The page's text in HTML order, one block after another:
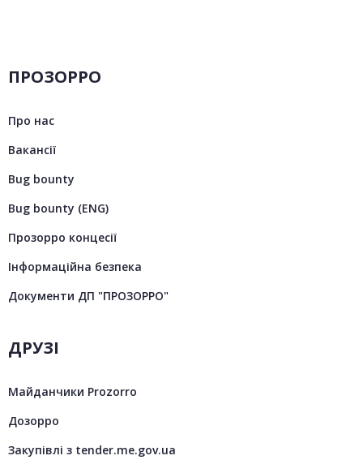
ПРОЗОРРО
Про нас
Вакансії
Bug bounty
Bug bounty (ENG)
Прозорро концесії
Інформаційна безпека
Документи ДП "ПРОЗОРРО"
ДРУЗІ
Майданчики Prozorro
Дозорро
Закупівлі з tender.me.gov.ua